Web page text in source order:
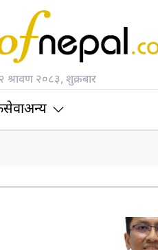
श्रावण २०८३, शुक्रबार
अन्य